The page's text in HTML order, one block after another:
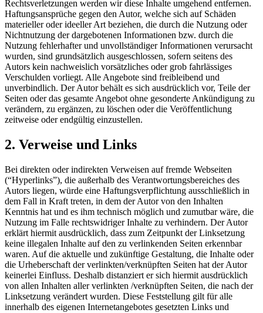
Rechtsverletzungen werden wir diese Inhalte umgehend entfernen.
Haftungsansprüche gegen den Autor, welche sich auf Schäden
materieller oder ideeller Art beziehen, die durch die Nutzung oder
Nichtnutzung der dargebotenen Informationen bzw. durch die
Nutzung fehlerhafter und unvollständiger Informationen verursacht
wurden, sind grundsätzlich ausgeschlossen, sofern seitens des
Autors kein nachweislich vorsätzliches oder grob fahrlässiges
Verschulden vorliegt. Alle Angebote sind freibleibend und
unverbindlich. Der Autor behält es sich ausdrücklich vor, Teile der
Seiten oder das gesamte Angebot ohne gesonderte Ankündigung zu
verändern, zu ergänzen, zu löschen oder die Veröffentlichung
zeitweise oder endgültig einzustellen.
2. Verweise und Links
Bei direkten oder indirekten Verweisen auf fremde Webseiten
(“Hyperlinks”), die außerhalb des Verantwortungsbereiches des
Autors liegen, würde eine Haftungsverpflichtung ausschließlich in
dem Fall in Kraft treten, in dem der Autor von den Inhalten
Kenntnis hat und es ihm technisch möglich und zumutbar wäre, die
Nutzung im Falle rechtswidriger Inhalte zu verhindern. Der Autor
erklärt hiermit ausdrücklich, dass zum Zeitpunkt der Linksetzung
keine illegalen Inhalte auf den zu verlinkenden Seiten erkennbar
waren. Auf die aktuelle und zukünftige Gestaltung, die Inhalte oder
die Urheberschaft der verlinkten/verknüpften Seiten hat der Autor
keinerlei Einfluss. Deshalb distanziert er sich hiermit ausdrücklich
von allen Inhalten aller verlinkten /verknüpften Seiten, die nach der
Linksetzung verändert wurden. Diese Feststellung gilt für alle
innerhalb des eigenen Internetangebotes gesetzten Links und